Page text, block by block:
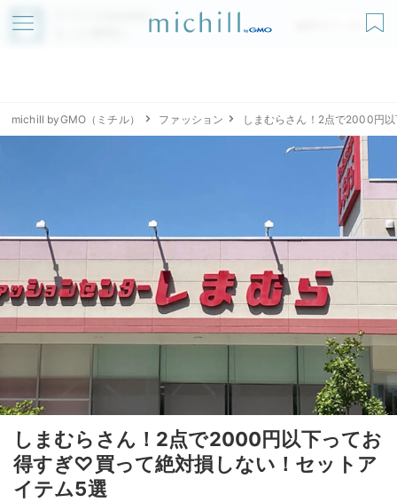
アプリでmichillが
無料ダウンロード
michill byGMO（ミチル） ファッション しまむらさん！2点で2000円
しまむらさん！2点で2000円以下ってお
得すぎ♡買って絶対損しない！セットア
イテム5選